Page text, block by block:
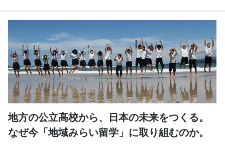
地方の公立高校から、日本の未来をつくる。
なぜ今「地域みらい留学」に取り組むのか。